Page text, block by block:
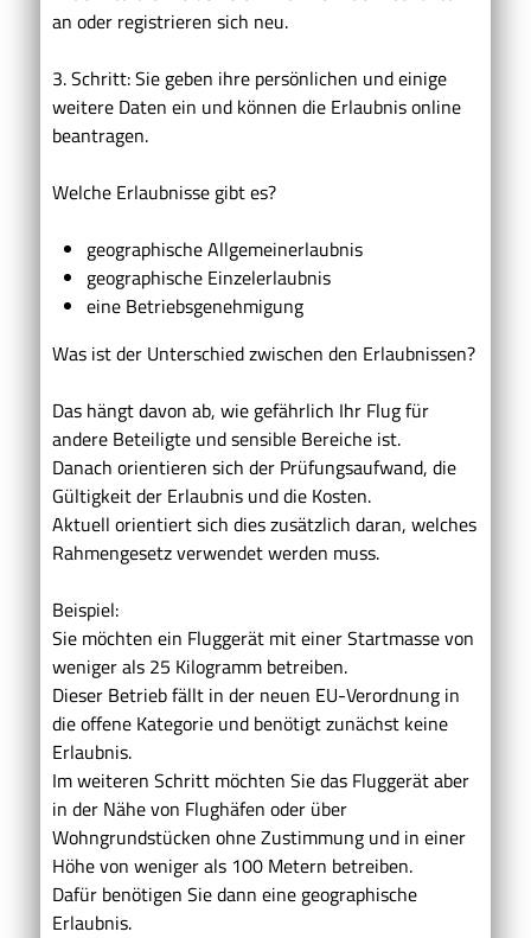
an oder registrieren sich neu.
3. Schritt: Sie geben ihre persönlichen und einige
weitere Daten ein und können die Erlaubnis online
beantragen.
Welche Erlaubnisse gibt es?
geographische Allgemeinerlaubnis
geographische Einzelerlaubnis
eine Betriebsgenehmigung
Was ist der Unterschied zwischen den Erlaubnissen?
Das hängt davon ab, wie gefährlich Ihr Flug für
andere Beteiligte und sensible Bereiche ist.
Danach orientieren sich der Prüfungsaufwand, die
Gültigkeit der Erlaubnis und die Kosten.
Aktuell orientiert sich dies zusätzlich daran, welches
Rahmengesetz verwendet werden muss.
Beispiel:
Sie möchten ein Fluggerät mit einer Startmasse von
weniger als 25 Kilogramm betreiben.
Dieser Betrieb fällt in der neuen EU-Verordnung in
die offene Kategorie und benötigt zunächst keine
Erlaubnis.
Im weiteren Schritt möchten Sie das Fluggerät aber
in der Nähe von Flughäfen oder über
Wohngrundstücken ohne Zustimmung und in einer
Höhe von weniger als 100 Metern betreiben.
Dafür benötigen Sie dann eine geographische
Erlaubnis.